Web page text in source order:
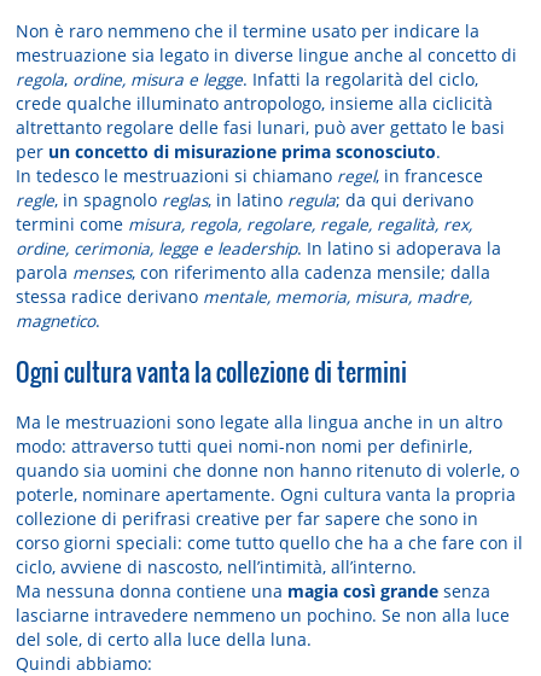
Non è raro nemmeno che il termine usato per indicare la
mestruazione sia legato in diverse lingue anche al concetto di
regola, ordine, misura e legge. Infatti la regolarità del ciclo,
crede qualche illuminato antropologo, insieme alla ciclicità
altrettanto regolare delle fasi lunari, può aver gettato le basi
per un concetto di misurazione prima sconosciuto.
In tedesco le mestruazioni si chiamano regel, in francesce
regle, in spagnolo reglas, in latino regula; da qui derivano
termini come misura, regola, regolare, regale, regalità, rex,
ordine, cerimonia, legge e leadership. In latino si adoperava la
parola menses, con riferimento alla cadenza mensile; dalla
stessa radice derivano mentale, memoria, misura, madre,
magnetico.
Ogni cultura vanta la collezione di termini
Ma le mestruazioni sono legate alla lingua anche in un altro
modo: attraverso tutti quei nomi-non nomi per definirle,
quando sia uomini che donne non hanno ritenuto di volerle, o
poterle, nominare apertamente. Ogni cultura vanta la propria
collezione di perifrasi creative per far sapere che sono in
corso giorni speciali: come tutto quello che ha a che fare con il
ciclo, avviene di nascosto, nell’intimità, all’interno.
Ma nessuna donna contiene una magia così grandesenza
lasciarne intravedere nemmeno un pochino. Se non alla luce
del sole, di certo alla luce della luna.
Quindi abbiamo: